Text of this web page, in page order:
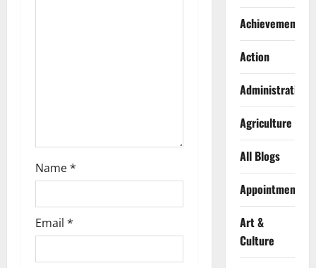
Name*
Email *
Achievements
Action
Administration
Agriculture
All Blogs
Appointments
Art &
Culture